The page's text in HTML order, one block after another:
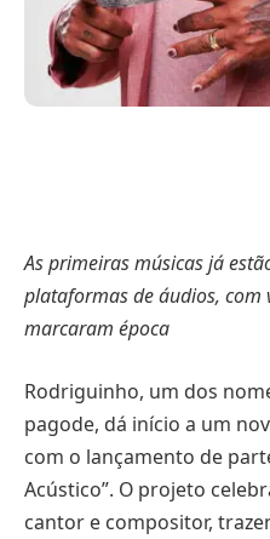
As primeiras músicas já
plataformas de áudios, com
marcaram época
Rodriguinho, um dos
pagode, dá início a um
com o lançamento de
Acústico”. O projeto
cantor e compositor,